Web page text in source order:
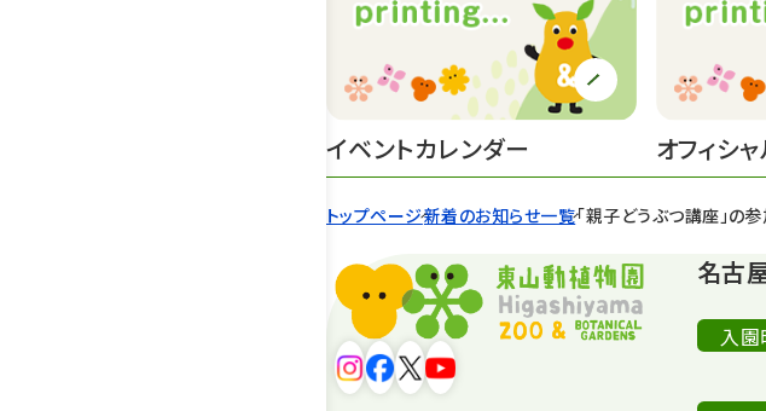
トップページ新着のお知らせ一覧「親子どうぶつ講座」の
イベントカレンダー オフィシ
名古
入